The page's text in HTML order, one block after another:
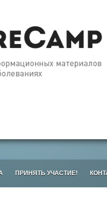
ПРИНЯТЬ УЧАСТИЕ!